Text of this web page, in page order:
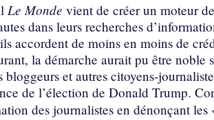
Le Monde vient de créer un moteur
dans leurs recherches
accordent de moins en moins de
la démarche aurait pu être noble
bloggeurs et autres citoyens-
de l’élection de Donald Trump.
des journalistes en dénonçant